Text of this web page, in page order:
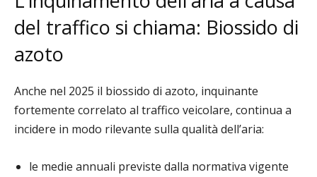
del traffico si chiama: Biossido di
azoto
Anche nel 2025 il biossido di azoto, inquinante
fortemente correlato al traffico veicolare, continua a
incidere in modo rilevante sulla qualità dell’aria:
le medie annuali previste dalla normativa vigente